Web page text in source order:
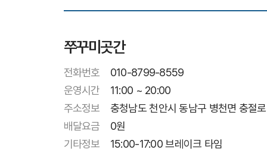
쭈꾸미곳간
전화번호
010-8799-8559
운영시간
11:00 ~ 20:00
주소정보
충청남도 천안시 동남구 병천면 충절
배달요금
0원
기타정보
15:00-17:00 브레이크 타임